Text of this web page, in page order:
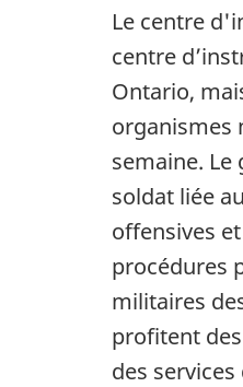
Le centre
centre
Ontario,
organismes
semaine.
soldat liée
offensives
procédures
militaires
profitent
des